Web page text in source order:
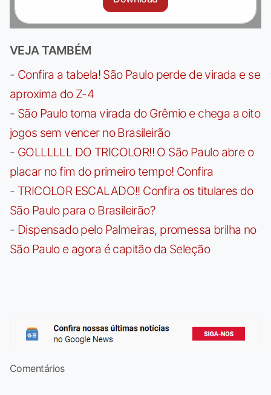
VEJA TAMBÉM
- Confira a tabela! São Paulo perde de virada e se
aproxima do Z-4
- São Paulo toma virada do Grêmio e chega a oito
jogos sem vencer no Brasileirão
- GOLLLLLL DO TRICOLOR!! O São Paulo abre o
placar no fim do primeiro tempo! Confira
- TRICOLOR ESCALADO!! Confira os titulares do
São Paulo para o Brasileirão?
- Dispensado pelo Palmeiras, promessa brilha no
São Paulo e agora é capitão da Seleção
Comentários